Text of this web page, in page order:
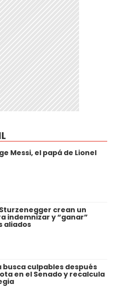
Messi, el papá de Lionel
crean un
indemnizar y “ganar”
aliados
busca culpables después
en el Senado y recalcula